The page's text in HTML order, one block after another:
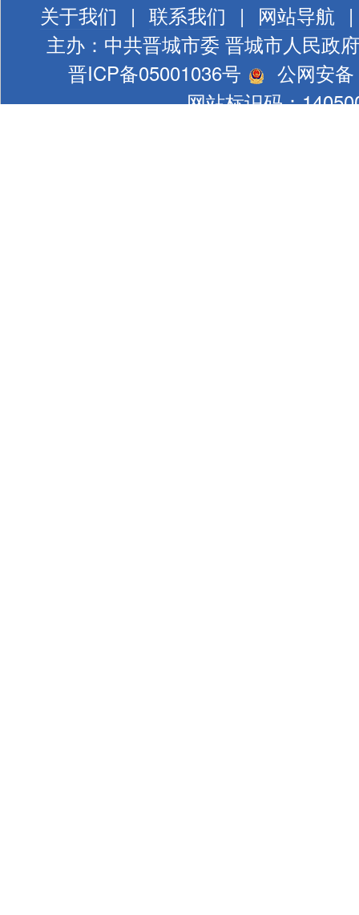
关于我们 | 联系我们 | 网站导航 |
主办：中共晋城市委 晋城市人民政府
晋ICP备05001036号
公网安
网站标识码：